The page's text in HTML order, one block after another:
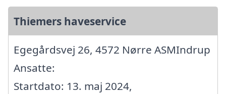
Thiemers haveservice
Egegårdsvej 26, 4572 Nørre ASMIndrup
Ansatte:
Startdato: 13. maj 2024,